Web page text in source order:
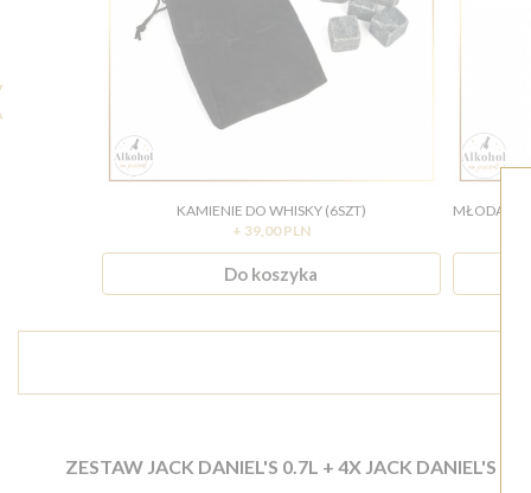
KAMIENIE DO WHISKY (6SZT)
+ 39,00 PLN
Do koszyka
ZESTAW JACK DANIEL'S 0.7L + 4X JACK DANIEL'S